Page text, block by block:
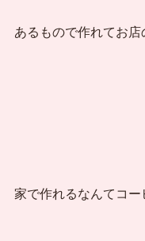
あるもので作れてお
家で作れるなんてコ